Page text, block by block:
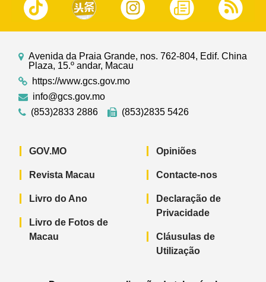
Avenida da Praia Grande, nos. 762-804, Edif. China
Plaza, 15.º andar, Macau
https://www.gcs.gov.mo
info@gcs.gov.mo
(853)2833 2886
(853)2835 5426
GOV.MO
Revista Macau
Livro do Ano
Livro de Fotos de
Macau
Opiniões
Contacte-nos
Declaração de
Privacidade
Cláusulas de
Utilização